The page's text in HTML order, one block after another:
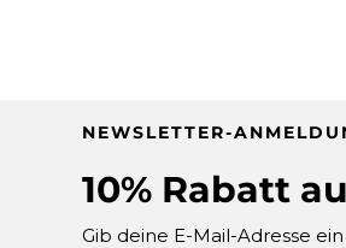
NEWSLETTER-
10% Rabatt
Gib deine E-Mail-Adresse